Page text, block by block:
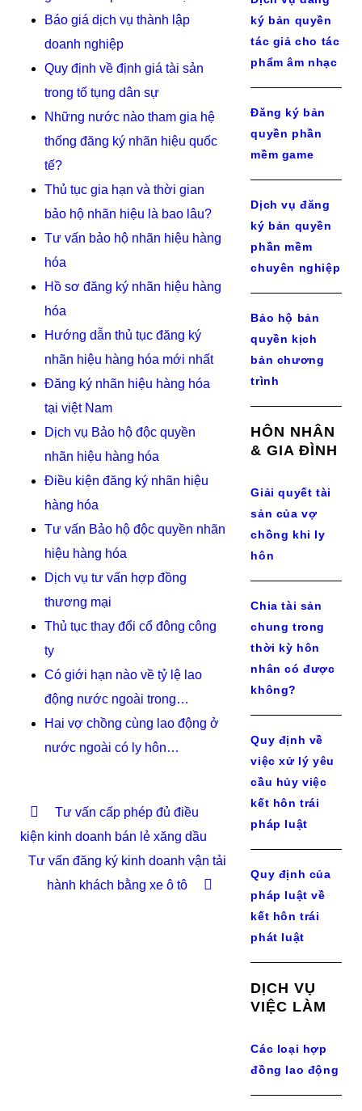
Báo giá dịch vụ thành lập
doanh nghiệp
Quy định về định giá tài sản
trong tố tụng dân sự
Những nước nào tham gia hệ
thống đăng ký nhãn hiệu quốc
tế?
Thủ tục gia hạn và thời gian
bảo hộ nhãn hiệu là bao lâu?
Tư vấn bảo hộ nhãn hiệu hàng
hóa
Hồ sơ đăng ký nhãn hiệu hàng
hóa
Hướng dẫn thủ tục đăng ký
nhãn hiệu hàng hóa mới nhất
Đăng ký nhãn hiệu hàng hóa
tại việt Nam
Dịch vụ Bảo hộ độc quyền
nhãn hiệu hàng hóa
Điều kiện đăng ký nhãn hiệu
hàng hóa
Tư vấn Bảo hộ độc quyền nhãn
hiệu hàng hóa
Dịch vụ tư vấn hợp đồng
thương mại
Thủ tục thay đổi cổ đông công
ty
Có giới hạn nào về tỷ lệ lao
động nước ngoài trong…
Hai vợ chồng cùng lao động ở
nước ngoài có ly hôn…
Tư vấn cấp phép đủ điều
kiện kinh doanh bán lẻ xăng dầu
Tư vấn đăng ký kinh doanh vận tải
hành khách bằng xe ô tô
ký bản quyền
tác giả cho tác
phẩm âm nhạc
Đăng ký bản
quyền phần
mềm game
Dịch vụ đăng
ký bản quyền
phần mềm
chuyên nghiệp
Bảo hộ bản
quyền kịch
bản chương
trình
HÔN NHÂN
& GIA ĐÌNH
Giải quyết tài
sản của vợ
chồng khi ly
hôn
Chia tài sản
chung trong
thời kỳ hôn
nhân có được
không?
Quy định về
việc xử lý yêu
cầu hủy việc
kết hôn trái
pháp luật
Quy định của
pháp luật về
kết hôn trái
phát luật
DỊCH VỤ
VIỆC LÀM
Các loại hợp
đồng lao động